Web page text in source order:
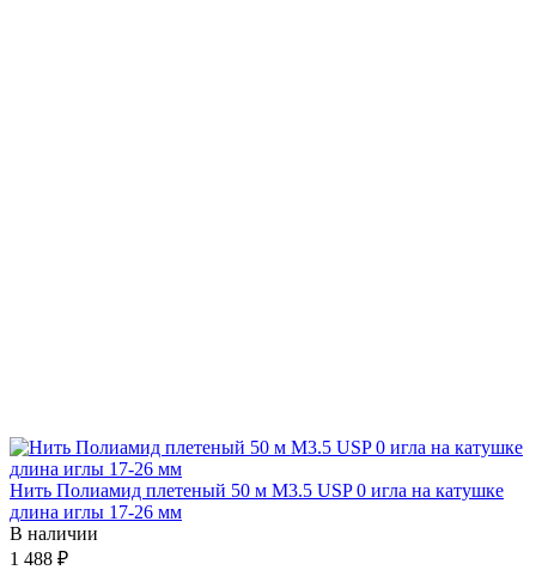
Нить Полиамид плетеный 50 м М3.5 USP 0 игла на катушке
длина иглы 17-26 мм
В наличии
1 488 ₽